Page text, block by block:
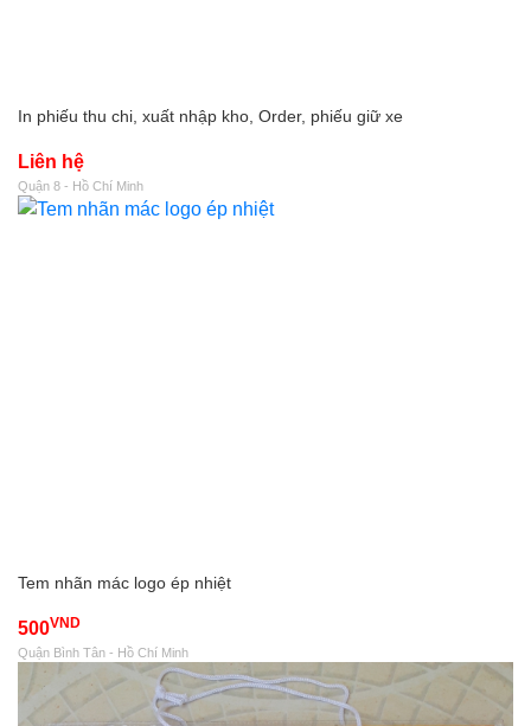
In phiếu thu chi, xuất nhập kho, Order, phiếu giữ xe
Liên hệ
Quận 8 - Hồ Chí Minh
Tem nhãn mác logo ép nhiệt
500VND
Quận Bình Tân - Hồ Chí Minh